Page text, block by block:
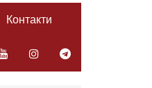
Контакти